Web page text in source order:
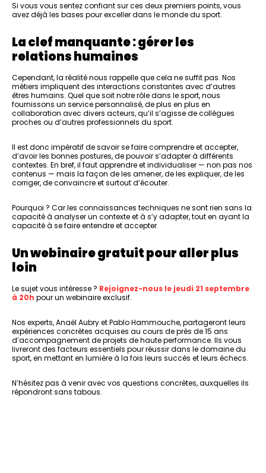
Si vous vous sentez confiant sur ces deux premiers points, vous
avez déjà les bases pour exceller dans le monde du sport.
La clef manquante : gérer les
relations humaines
Cependant, la réalité nous rappelle que cela ne suffit pas. Nos
métiers impliquent des interactions constantes avec d’autres
êtres humains. Quel que soit notre rôle dans le sport, nous
fournissons un service personnalisé, de plus en plus en
collaboration avec divers acteurs, qu’il s’agisse de collègues
proches ou d’autres professionnels du sport.
Il est donc impératif de savoir se faire comprendre et accepter,
d’avoir les bonnes postures, de pouvoir s’adapter à différents
contextes. En bref, il faut apprendre et individualiser — non pas nos
contenus — mais la façon de les amener, de les expliquer, de les
corriger, de convaincre et surtout d’écouter.
Pourquoi ? Car les connaissances techniques ne sont rien sans la
capacité à analyser un contexte et à s’y adapter, tout en ayant la
capacité à se faire entendre et accepter.
Un webinaire gratuit pour aller plus
loin
Le sujet vous intéresse ? Rejoignez-nous le jeudi 21 septembre
à 20h pour un webinaire exclusif.
Nos experts, Anaël Aubry et Pablo Hammouche, partageront leurs
expériences concrètes acquises au cours de près de 15 ans
d’accompagnement de projets de haute performance. Ils vous
livreront des facteurs essentiels pour réussir dans le domaine du
sport, en mettant en lumière à la fois leurs succès et leurs échecs.
N’hésitez pas à venir avec vos questions concrètes, auxquelles ils
répondront sans tabous.